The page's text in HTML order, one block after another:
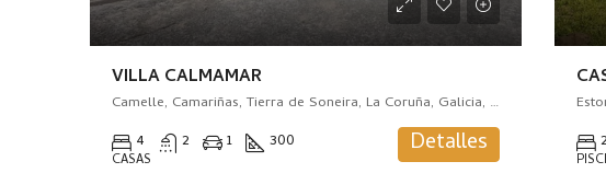
VILLA CALMAMAR
Camelle, Camariñas, Tierra de Soneira, La Coruña, Galicia, 15121, España
4 2 1 300
CASAS Detalles 2